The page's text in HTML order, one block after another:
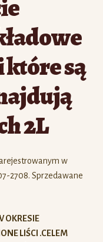
które są
2L
w
2708. Sprzedawane
OKRESIE
LIŚCI .CELEM